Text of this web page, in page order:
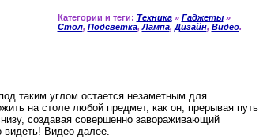
Категории и теги: Техника» Гаджеты»
Стол, Подсветка,Лампа, Дизайн, Видео.
таким углом остается незаметным для
на столе любой предмет, как он, прерывая путь
создавая совершенно завораживающий
Видео далее.